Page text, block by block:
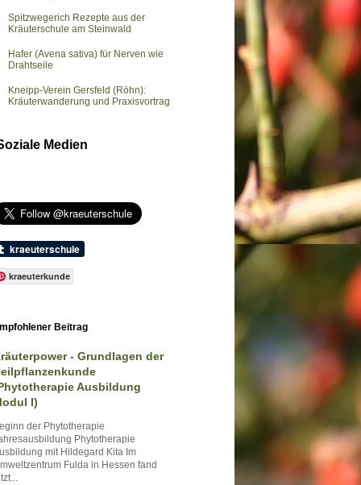
Spitzwegerich Rezepte aus der
Kräuterschule am Steinwald
Hafer (Avena sativa) für Nerven wie
Drahtseile
Kneipp-Verein Gersfeld (Röhn):
Kräuterwanderung und Praxisvortrag
Medien
kraeuterkunde
Beitrag
- Grundlagen der
Ausbildung
I)
der Phytotherapie
Phytotherapie
mit Hildegard Kita Im
Fulda in Hessen fand